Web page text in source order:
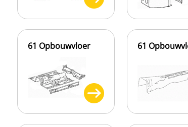
61 Opbouwvloer 61